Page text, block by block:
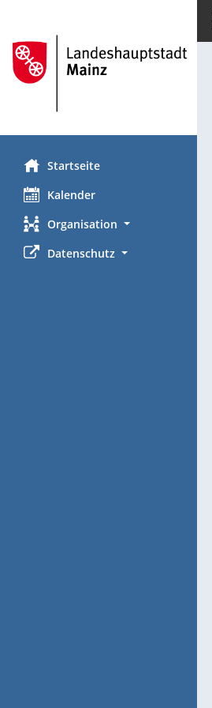
Startseite
Kalender
Organisation
Datenschutz